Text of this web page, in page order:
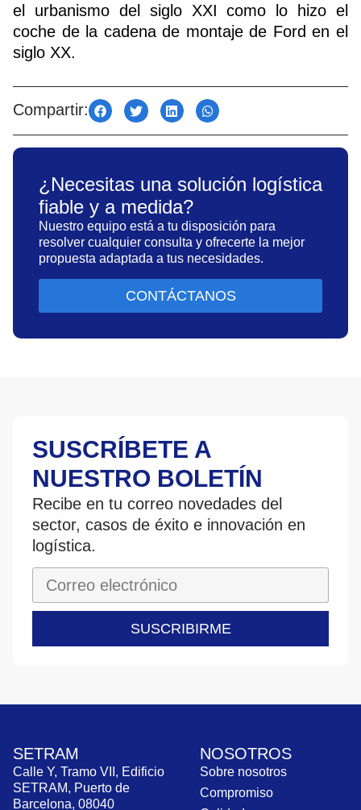
el urbanismo del siglo XXI como lo hizo el
coche de la cadena de montaje de Ford en el
siglo XX.
Compartir:
¿Necesitas una solución logística
fiable y a medida?
Nuestro equipo está a tu disposición para
resolver cualquier consulta y ofrecerte la mejor
propuesta adaptada a tus necesidades.
CONTÁCTANOS
SUSCRÍBETE A
NUESTRO BOLETÍN
Recibe en tu correo novedades del
sector, casos de éxito e innovación en
logística.
SUSCRIBIRME
SETRAM
Calle Y, Tramo VII, Edificio
SETRAM, Puerto de
Barcelona, 08040
NOSOTROS
Sobre nosotros
Compromiso